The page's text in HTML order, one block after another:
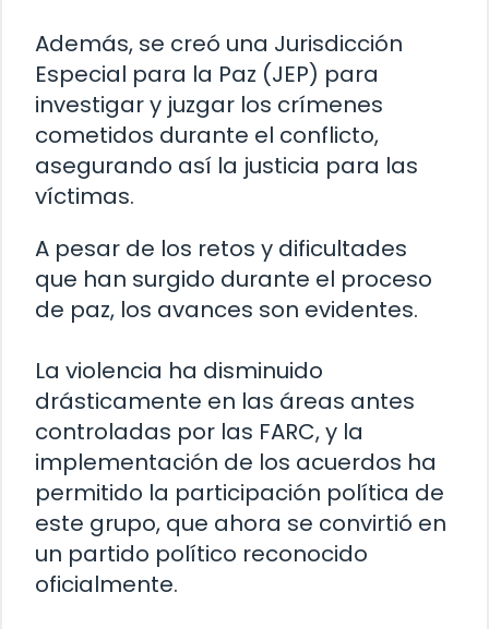
Además, se creó una Jurisdicción
Especial para la Paz (JEP) para
investigar y juzgar los crímenes
cometidos durante el conflicto,
asegurando así la justicia para las
víctimas.
A pesar de los retos y dificultades
que han surgido durante el proceso
de paz, los avances son evidentes.
La violencia ha disminuido
drásticamente en las áreas antes
controladas por las FARC, y la
implementación de los acuerdos ha
permitido la participación política de
este grupo, que ahora se convirtió en
un partido político reconocido
oficialmente.